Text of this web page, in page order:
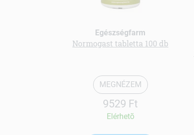
Egészségfarm
Normogast tabletta 100 db
MEGNÉZEM
9529 Ft
Elérhetõ